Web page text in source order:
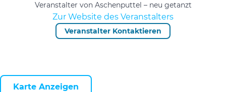
Veranstalter von Aschenputtel – neu getanzt
Zur Website des Veranstalters
Veranstalter Kontaktieren
Karte Anzeigen